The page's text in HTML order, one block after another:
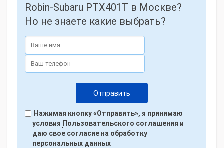
Robin-Subaru PTX401T в Москве?
Но не знаете какие выбрать?
Нажимая кнопку «Отправить», я принимаю
условия Пользовательского соглашения и
даю свое согласие на обработку
персональных данных